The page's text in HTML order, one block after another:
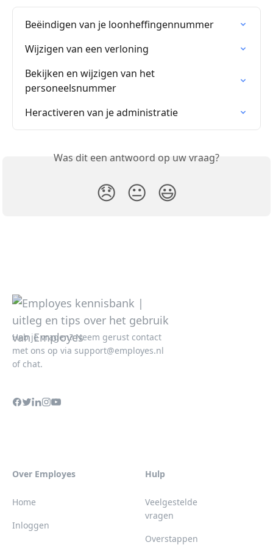
Beëindigen van je loonheffingennummer
Wijzigen van een verloning
Bekijken en wijzigen van het
personeelsnummer
Heractiveren van je administratie
Was dit een antwoord op uw vraag?
😞 😐 😃
Heb je vragen? Neem gerust contact
met ons op via support@employes.nl
of chat.
Over Employes
Home
Inloggen
Hulp
Veelgestelde
vragen
Overstappen